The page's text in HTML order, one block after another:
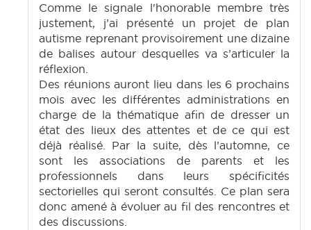
Comme le signale l'honorable membre très
justement, j’ai présenté un projet de plan
autisme reprenant provisoirement une dizaine
de balises autour desquelles va s’articuler la
réflexion.
Des réunions auront lieu dans les 6 prochains
mois avec les différentes administrations en
charge de la thématique afin de dresser un
état des lieux des attentes et de ce qui est
déjà réalisé. Par la suite, dès l’automne, ce
sont les associations de parents et les
professionnels dans leurs spécificités
sectorielles qui seront consultés. Ce plan sera
donc amené à évoluer au fil des rencontres et
des discussions.